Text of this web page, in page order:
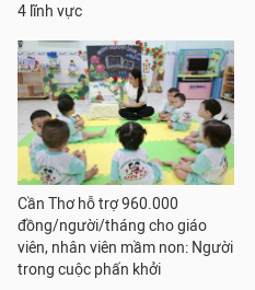
4 lĩnh vực
Cần Thơ hỗ trợ 960.000
đồng/người/tháng cho giáo
viên, nhân viên mầm non: Người
trong cuộc phấn khởi